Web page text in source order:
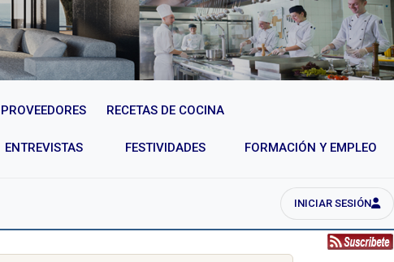
PROVEEDORES RECETAS DE COCINA
ENTREVISTAS FESTIVIDADES FORMACIÓN Y EMPLEO
INICIAR SESIÓN